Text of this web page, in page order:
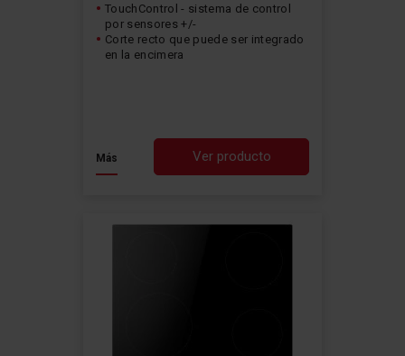
Ver producto
Más
TouchControl - sistema de control
por sensores +/-
Corte recto que puede ser integrado
en la encimera